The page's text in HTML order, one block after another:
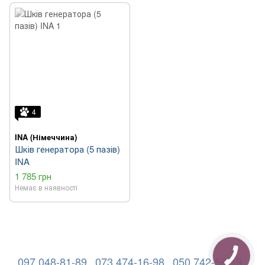
4
INA (Німеччина)
Шків генератора (5 пазів)
INA
1 785 грн
Немає в наявності
097 048-81-89 073 474-16-98 050 742-59-19